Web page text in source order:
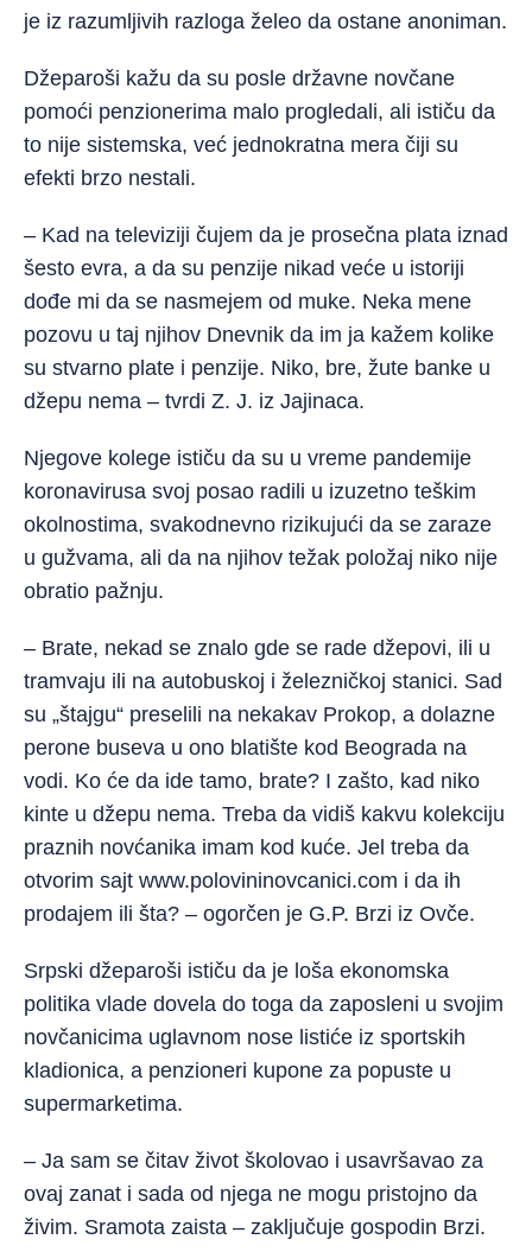
je iz razumljivih razloga želeo da ostane anoniman.
Džeparoši kažu da su posle državne novčane
pomoći penzionerima malo progledali, ali ističu da
to nije sistemska, već jednokratna mera čiji su
efekti brzo nestali.
– Kad na televiziji čujem da je prosečna plata iznad
šesto evra, a da su penzije nikad veće u istoriji
dođe mi da se nasmejem od muke. Neka mene
pozovu u taj njihov Dnevnik da im ja kažem kolike
su stvarno plate i penzije. Niko, bre, žute banke u
džepu nema – tvrdi Z. J. iz Jajinaca.
Njegove kolege ističu da su u vreme pandemije
koronavirusa svoj posao radili u izuzetno teškim
okolnostima, svakodnevno rizikujući da se zaraze
u gužvama, ali da na njihov težak položaj niko nije
obratio pažnju.
– Brate, nekad se znalo gde se rade džepovi, ili u
tramvaju ili na autobuskoj i železničkoj stanici. Sad
su „štajgu“ preselili na nekakav Prokop, a dolazne
perone buseva u ono blatište kod Beograda na
vodi. Ko će da ide tamo, brate? I zašto, kad niko
kinte u džepu nema. Treba da vidiš kakvu kolekciju
praznih novćanika imam kod kuće. Jel treba da
otvorim sajt www.polovininovcanici.com i da ih
prodajem ili šta? – ogorčen je G.P. Brzi iz Ovče.
Srpski džeparoši ističu da je loša ekonomska
politika vlade dovela do toga da zaposleni u svojim
novčanicima uglavnom nose listiće iz sportskih
kladionica, a penzioneri kupone za popuste u
supermarketima.
– Ja sam se čitav život školovao i usavršavao za
ovaj zanat i sada od njega ne mogu pristojno da
živim. Sramota zaista – zaključuje gospodin Brzi.